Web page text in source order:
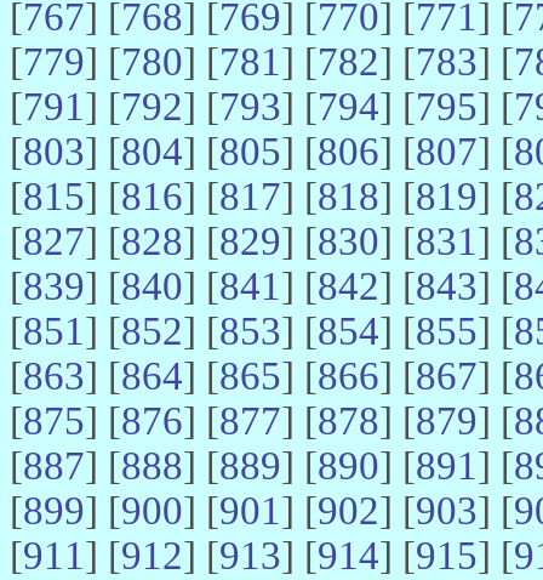
[767] [768] [769] [770] [771] [
[779] [780] [781] [782] [783] [
[791] [792] [793] [794] [795] [
[803] [804] [805] [806] [807] [
[815] [816] [817] [818] [819] [
[827] [828] [829] [830] [831] [
[839] [840] [841] [842] [843] [
[851] [852] [853] [854] [855] [
[863] [864] [865] [866] [867] [
[875] [876] [877] [878] [879] [
[887] [888] [889] [890] [891] [
[899] [900] [901] [902] [903] [
[911] [912] [913] [914] [915] [